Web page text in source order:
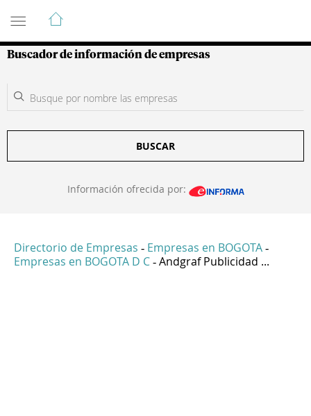
Guía de Empresas Colombianas
Buscador de información de empresas
BUSCAR
Información ofrecida por:
Directorio de Empresas - Empresas en BOGOTA -
Empresas en BOGOTA D C - Andgraf Publicidad ...